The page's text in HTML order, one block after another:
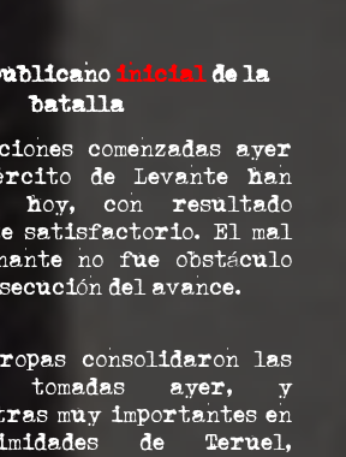
inicialde la
batalla
comenzadas ayer
de Levante han
hoy, con resultado
satisfactorio. El mal
no fue obstáculo
del avance.
consolidaron las
tomadas ayer, y
muy importantes en
de Teruel,